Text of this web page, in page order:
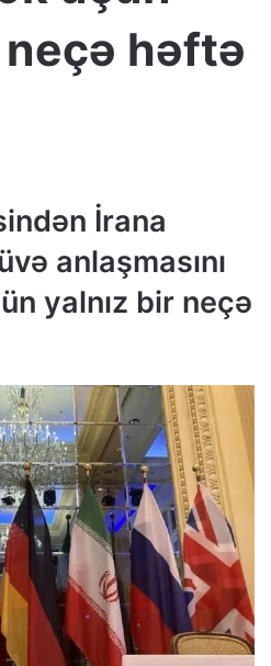
neçə həftə
İrana
anlaşmasını
yalnız bir neçə